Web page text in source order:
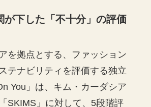
が下した「不十分」の評価
を拠点とする、ファッション
テナビリティを評価する独立
You」は、キム・カーダシア
SKIMS」に対して、5段階評